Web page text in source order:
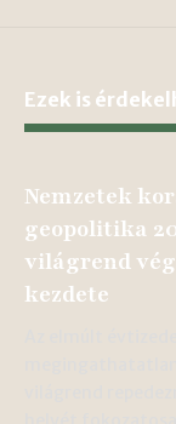
Ezek is
Nemzetek
geopolitika
világrend
kezdete